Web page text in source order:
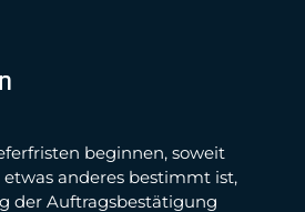
beginnen, soweit
anderes bestimmt ist,
der Auftragsbestätigung